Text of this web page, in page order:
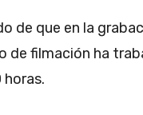
de que en la
de filmación ha
horas.